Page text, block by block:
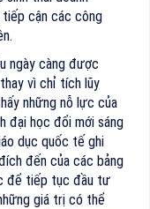
tiếp cận các công
ngày càng được
vì chỉ tích lũy
những nỗ lực của
đại học đổi mới sáng
dục quốc tế ghi
đến của các bảng
để tiếp tục đầu tư
giá trị có thể